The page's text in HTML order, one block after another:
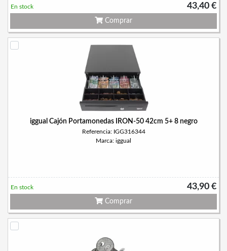
43,40 €
En stock
Comprar
iggual Cajón Portamonedas IRON-50 42cm 5+ 8 negro
Referencia: IGG316344
Marca: iggual
43,90 €
En stock
Comprar